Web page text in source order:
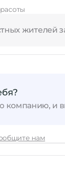
жителей
компанию, и
нам